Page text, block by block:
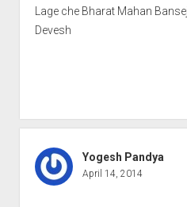
Lage che Bharat Mahan Bansej
Devesh
Yogesh Pandya
April 14, 2014